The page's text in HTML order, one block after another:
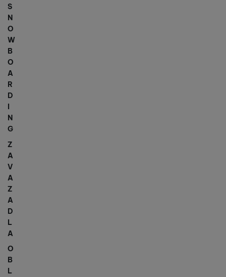
S
N
O
W
B
O
A
R
D
N
G
Z
A
V
A
Z
A
D
L
A
O
B
L